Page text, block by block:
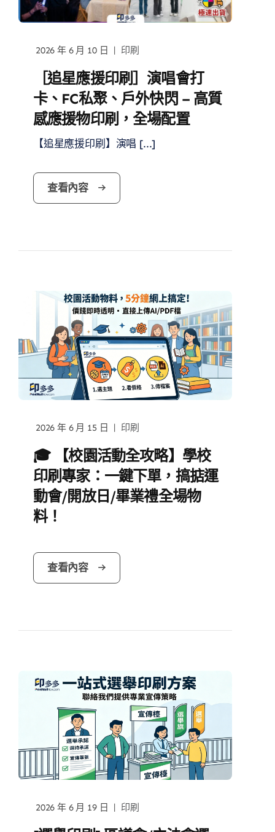
2026 年 6 月 10 日 | 印刷
［追星應援印刷］演唱會打
卡、FC私聚、戶外快閃 – 高質
感應援物印刷，全場配置
【追星應援印刷】演唱 [...]
查看內容
2026 年 6 月 15 日 | 印刷
🎓 【校園活動全攻略】學校
印刷專家：一鍵下單，搞掂運
動會/開放日/畢業禮全場物
料！
查看內容
2026 年 6 月 19 日 | 印刷